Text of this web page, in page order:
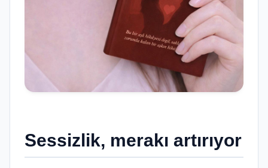
Sessizlik, merakı artırıyor